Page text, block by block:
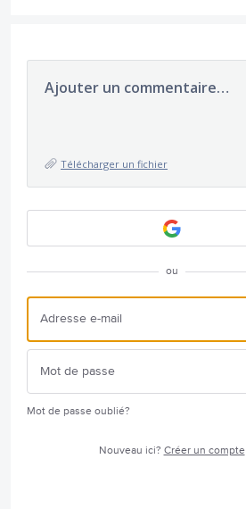
Ajouter un commentaire…
Télécharger un fichier
ou
Mot de passe oublié?
Nouveau ici? Créer un compte